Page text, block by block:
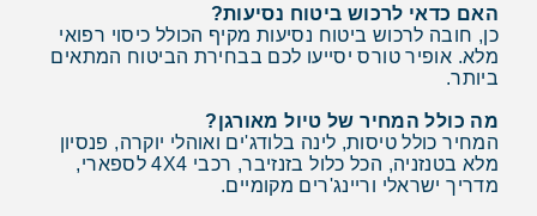
האם כדאי לרכוש ביטוח נסיעות?
כן, חובה לרכוש ביטוח נסיעות מקיף הכולל כיסוי רפואי
מלא. אופיר טורס יסייעו לכם בבחירת הביטוח המתאים
ביותר.
מה כולל המחיר של טיול מאורגן?
המחיר כולל טיסות, לינה בלודג'ים ואוהלי יוקרה, פנסיון
מלא בטנזניה, הכל כלול בזנזיבר, רכבי 4X4 לספארי,
מדריך ישראלי וריינג'רים מקומיים.